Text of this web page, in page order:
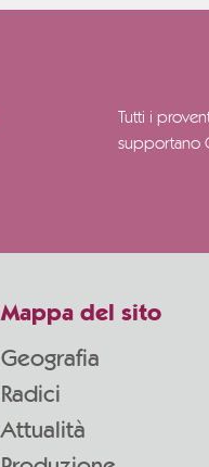
Tutti i
supportano
Mappa del sito
Geografia
Radici
Attualità